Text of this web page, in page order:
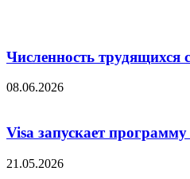
Численность трудящихся
08.06.2026
Visa запускает
21.05.2026